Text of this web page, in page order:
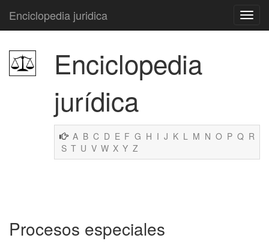
Enciclopedia juridica
Enciclopedia
jurídica
A B C D E F G H I J K L M N O P Q R
S T U V W X Y Z
Procesos especiales